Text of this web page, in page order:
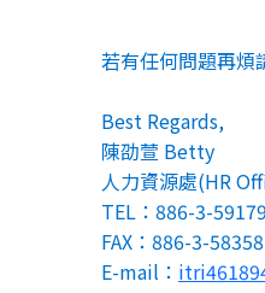
若有任何問題再煩
Best Regards,
陳劭萱 Betty
人力資源處(HR
TEL ： 886-3-
FAX ： 886-3-
E-mail ：